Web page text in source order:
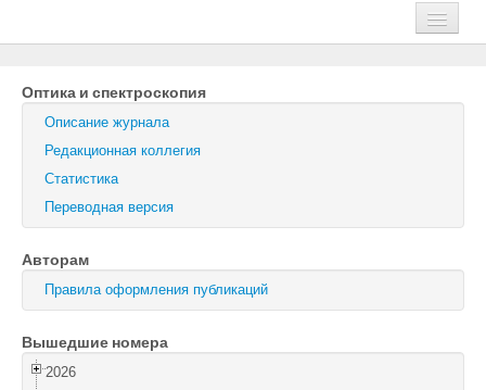
Журнал технической физики
Письма в Журнал технической физики
Физика твердого тела
Физика и техника полупроводников
Оптика и спектроскопия
Поиск
Войти
Оптика и спектроскопия
Описание журнала
Редакционная коллегия
Статистика
Переводная версия
Авторам
Правила оформления публикаций
Вышедшие номера
2026